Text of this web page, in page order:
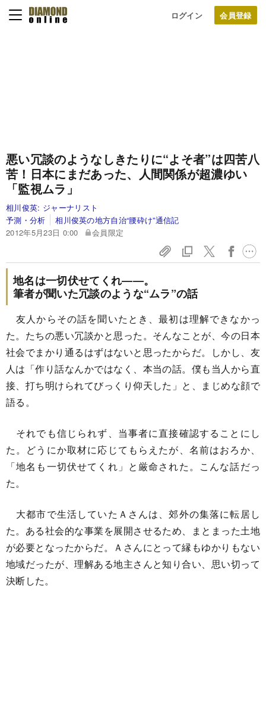
ログイン
悪い冗談のようなしきたりに“よそ者”は四苦八
苦！ 日本にまだあった、人間関係が超濃ゆい
「監視ムラ」
相川俊英: ジャーナリスト
予測・分析
相川俊英の地方自治“腰砕け”通信記
2012年5月23日 0:00
会員限定
地名は一切伏せてくれ――。
筆者が聞いた冗談のような“ムラ”の話
友人からその話を聞いたとき、最初は理解できなかっ
た。たちの悪い冗談かと思った。そんなことが、今の日本
社会でまかり通るはずはないと思ったからだ。しかし、友
人は「作り話なんかではなく、本当の話。僕も当人から直
接、打ち明けられてびっくり仰天した」と、まじめな顔で
語る。
それでも信じられず、当事者に直接確認することにし
た。どうにか取材に応じてもらえたが、名前はおろか、
「地名も一切伏せてくれ」と厳命された。こんな話だっ
た。
大都市で生活していたＡさんは、郊外の集落に転居し
た。ある社会的な事業を展開させるため、まとまった土地
が必要となったからだ。Ａさんにとって縁もゆかりもない
地域だったが、理解ある地主さんと知り合い、思い切って
決断した。